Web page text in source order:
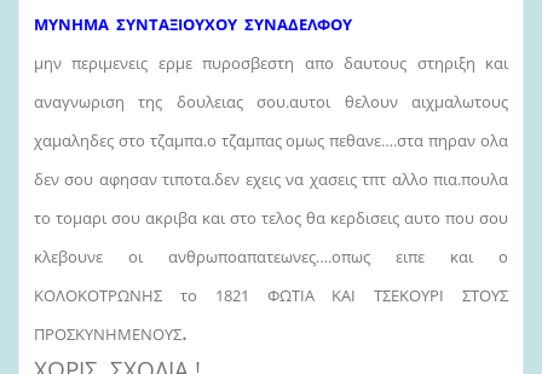
ΜΥΝΗΜΑ ΣΥΝΤΑΞΙΟΥΧΟΥ ΣΥΝΑΔΕΛΦΟΥ
μην περιμενεις ερμε πυροσβεστη απο δαυτους στηριξη και
αναγνωριση της δουλειας σου.αυτοι θελουν αιχμαλωτους
χαμαληδες στο τζαμπα.ο τζαμπας ομως πεθανε….στα πηραν ολα
δεν σου αφησαν τιποτα.δεν εχεις να χασεις τπτ αλλο πια.πουλα
το τομαρι σου ακριβα και στο τελος θα κερδισεις αυτο που σου
κλεβουνε οι ανθρωποαπατεωνες….οπως ειπε και ο
ΚΟΛΟΚΟΤΡΩΝΗΣ το 1821 ΦΩΤΙΑ ΚΑΙ ΤΣΕΚΟΥΡΙ ΣΤΟΥΣ
ΠΡΟΣΚΥΝΗΜΕΝΟΥΣ.